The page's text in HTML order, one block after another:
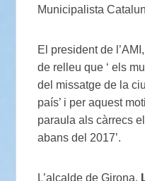
Municipalista
El president de
de relleu que ‘ els
del missatge de la
país’ i per aquest
paraula als càrrecs
abans del 2017’.
L’alcalde de Girona,